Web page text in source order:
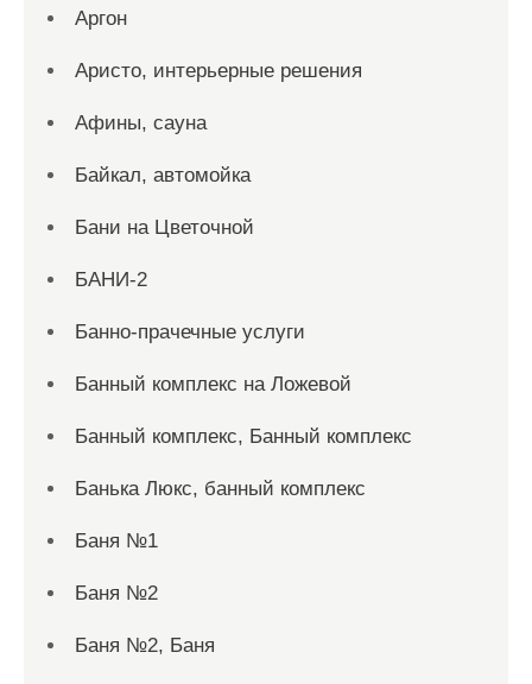
Аргон
Аристо, интерьерные решения
Афины, сауна
Байкал, автомойка
Бани на Цветочной
БАНИ-2
Банно-прачечные услуги
Банный комплекс на Ложевой
Банный комплекс, Банный комплекс
Банька Люкс, банный комплекс
Баня №1
Баня №2
Баня №2, Баня